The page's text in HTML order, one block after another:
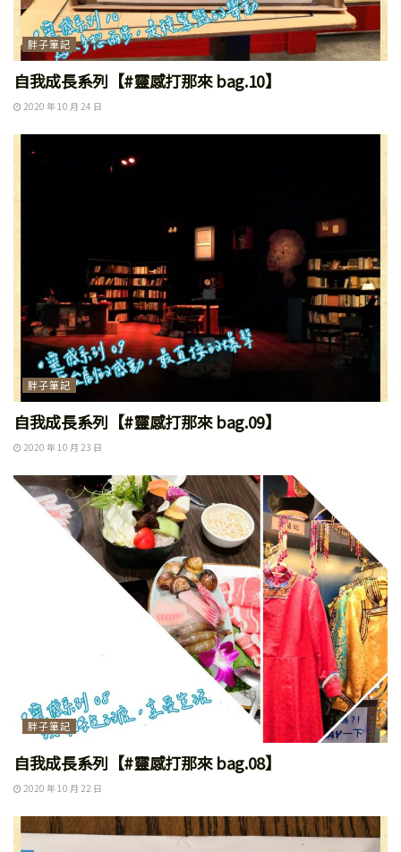
胖子筆記
自我成長系列【#靈感打那來 bag.10】
2020 年 10 月 24 日
胖子筆記
自我成長系列【#靈感打那來 bag.09】
2020 年 10 月 23 日
胖子筆記
自我成長系列【#靈感打那來 bag.08】
2020 年 10 月 22 日